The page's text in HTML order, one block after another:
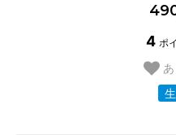
4 ポ